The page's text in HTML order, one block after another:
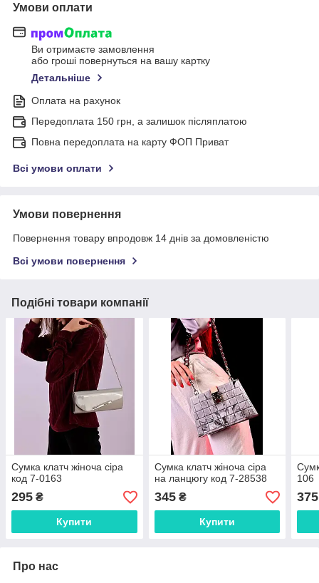
Умови оплати
Ви отримаєте замовлення
або гроші повернуться на вашу картку
Детальніше
Оплата на рахунок
Передоплата 150 грн, а залишок післяплатою
Повна передоплата на карту ФОП Приват
Всі умови оплати
Умови повернення
Повернення товару впродовж 14 днів за домовленістю
Всі умови повернення
Подібні товари компанії
Сумка клатч жіноча сіра
код 7-0163
295 ₴
Купити
Сумка клатч жіноча сіра
на ланцюгу код 7-28538
345₴
Купити
106
375
Про нас